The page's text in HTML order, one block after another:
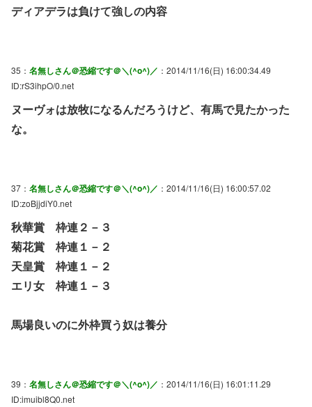
ディアデラは負けて強しの内容
35： 名無しさん＠恐縮です＠＼(^o^)／ ：2014/11/16(日) 16:00:34.49
ID:rS3ihpO/0.net
ヌーヴォは放牧になるんだろうけど、有馬で見たかった
な。
37： 名無しさん＠恐縮です＠＼(^o^)／ ：2014/11/16(日) 16:00:57.02
ID:zoBjjdiY0.net
秋華賞 枠連２－３
菊花賞 枠連１－２
天皇賞 枠連１－２
エリ女 枠連１－３
馬場良いのに外枠買う奴は養分
39： 名無しさん＠恐縮です＠＼(^o^)／ ：2014/11/16(日) 16:01:11.29
ID:imuibl8Q0.net